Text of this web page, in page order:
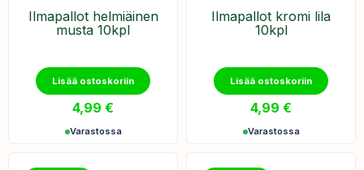
Ilmapallot helmiäinen
musta 10kpl
Lisää ostoskoriin
4,99 €
Varastossa
Ilmapallot kromi lila
10kpl
Lisää ostoskoriin
4,99 €
Varastossa